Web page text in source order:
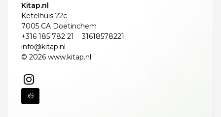
Kitap.nl
Ketelhuis 22c
7005 CA Doetinchem
+316 185 782 21
31618578221
info@kitap.nl
© 2026 www.kitap.nl